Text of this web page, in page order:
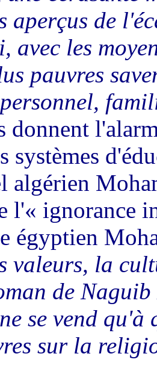
aperçus de
avec les
pauvres
donnent
systèmes
algérien
l'« ignorance
égyptien
valeurs, la
de
se vend qu'à
sur la